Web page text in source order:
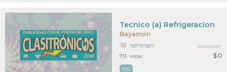
Bayamon
$0
Tecnico (a) Refrigeracion
7877975871
MAS
711 vistas
PR52416007